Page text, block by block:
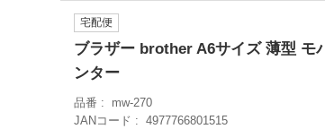
宅配便
ブラザー brother A6サイズ 薄型 モ
ンター
品番
mw-270
JANコード
4977766801515